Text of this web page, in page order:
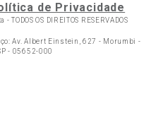
de Privacidade
-TODOS OS DIREITOS RESERVADOS
Av. Albert Einstein, 627 - Morumbi -
- 05652-000